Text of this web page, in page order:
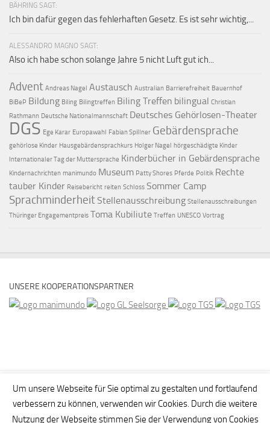
BÄHRING SAGT:
Ich bin dafür gegen das fehlerhaften Gesetz. Es ist sehr wichtig,...
ALESSANDRO MAGNO SAGT:
Also ich habe schon solange Jahre 5 nicht Luft gut ich...
Advent Andreas Nagel Austausch Australian Barrierefreiheit Bauernhof
BiBeP Bildung Biling Bilingtreffen Biling Treffen bilingual Christian
Rathmann Deutsche Nationalmannschaft Deutsches Gehörlosen-Theater
DGS Ege Karar Europawahl Fabian Spillner Gebärdensprache
gehörlose Kinder Hausgebärdensprachkurs Holger Nagel hörgeschädigte Kinder
Internationaler Tag der Muttersprache Kinderbücher in Gebärdensprache
Kindernachrichten manimundo Museum Patty Shores Pferde Politik Rechte
tauber Kinder Reisebericht reiten Schloss Sommer Camp
Sprachminderheit Stellenausschreibung Stellenausschreibungen
Thüringer Engagementpreis Toma Kubiliute Treffen UNESCO Vortrag
UNSERE KOOPERATIONSPARTNER
Um unsere Webseite für Sie optimal zu gestalten und fortlaufend
verbessern zu können, verwenden wir Cookies. Durch die weitere
Nutzung der Webseite stimmen Sie der Verwendung von Cookies